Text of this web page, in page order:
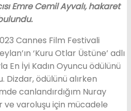
Emre Cemil Ayvalı, hakaret
Cannes Film Festivali
‘Kuru Otlar Üstüne’ adlı
En İyi Kadın Oyuncu ödülünü
Dizdar, ödülünü alırken
canlandırdığım Nuray
ve varoluşu için mücadele